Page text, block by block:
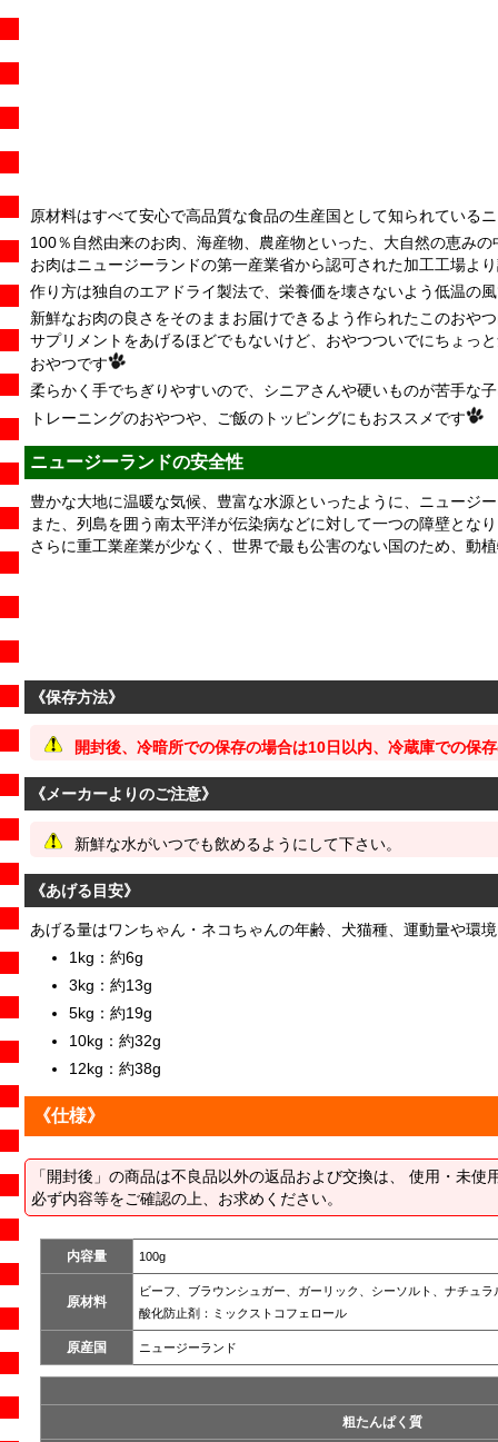
原材料はすべて安心で高品質な食品の生産国として知られている
100％自然由来のお肉、海産物、農産物といった、大自然の恵みの
お肉はニュージーランドの第一産業省から認可された加工工場より
作り方は独自のエアドライ製法で、栄養価を壊さないよう低温の
新鮮なお肉の良さをそのままお届けできるよう作られたこのおや
サプリメントをあげるほどでもないけど、おやつついでにちょっ
おやつです
柔らかく手でちぎりやすいので、シニアさんや硬いものが苦手な
トレーニングのおやつや、ご飯のトッピングにもおススメです
ニュージーランドの安全性
豊かな大地に温暖な気候、豊富な水源といったように、ニュージ
また、列島を囲う南太平洋が伝染病などに対して一つの障壁となり
さらに重工業産業が少なく、世界で最も公害のない国のため、動
《保存方法》
開封後、冷暗所での保存の場合は10日以内、冷蔵庫での保
《メーカーよりのご注意》
新鮮な水がいつでも飲めるようにして下さい。
《あげる目安》
あげる量はワンちゃん・ネコちゃんの年齢、犬猫種、運動量や環境
1kg：約6g
3kg：約13g
5kg：約19g
10kg：約32g
12kg：約38g
《仕様》
「開封後」の商品は不良品以外の返品および交換は、 使用・未使
必ず内容等をご確認の上、お求めください。
内容量 100g
原材料
ビーフ、ブラウンシュガー、ガーリック、シーソルト、ナチュ
酸化防止剤：ミックストコフェロール
原産国 ニュージーランド
粗たんぱく質